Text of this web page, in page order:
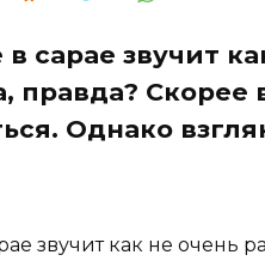
сарае звучит
правда?
Однако
звучит как не очень